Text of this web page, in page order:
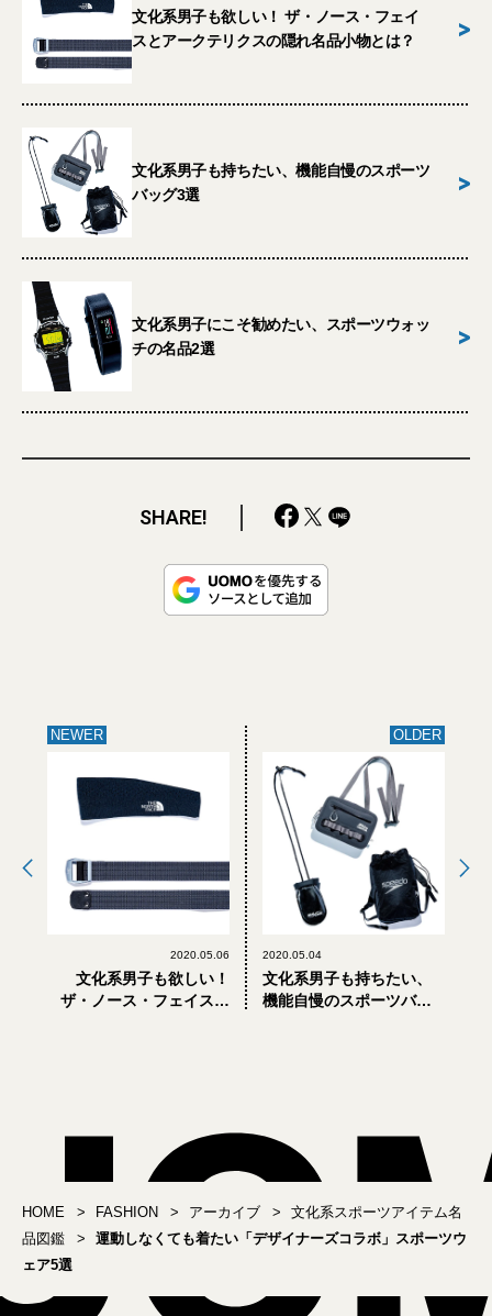
文化系男子も欲しい！ ザ・ノース・フェイ
スとアークテリクスの隠れ名品小物とは？
>
文化系男子も持ちたい、機能自慢のスポーツ
バッグ3選
>
文化系男子にこそ勧めたい、スポーツウォッ
チの名品2選
>
SHARE!
NEWER
2020.05.06
文化系男子も欲しい！
ザ・ノース・フェイスと
OLDER
2020.05.04
文化系男子も持ちたい、
機能自慢のスポーツバッ
HOME FASHION アーカイブ
文化系スポーツアイテム名
品図鑑
運動しなくても着たい「デザイナーズコラボ」スポーツウ
ェア5選